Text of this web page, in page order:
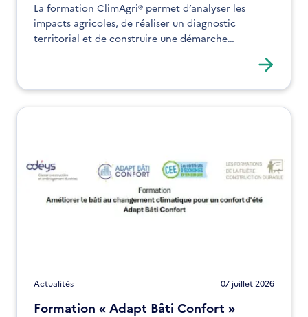
La formation ClimAgri® permet d’analyser les
impacts agricoles, de réaliser un diagnostic
territorial et de construire une démarche
Actualités 07 juillet 2026
Formation « Adapt Bâti Confort »